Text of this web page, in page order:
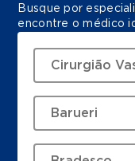
Busque por
encontre o médico